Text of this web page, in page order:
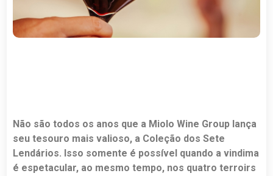
Não são todos os anos que a Miolo Wine Group lança
seu tesouro mais valioso, a Coleção dos Sete
Lendários. Isso somente é possível quando a vindima
é espetacular, ao mesmo tempo, nos quatro terroirs